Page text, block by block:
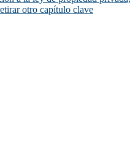
otro capítulo clave